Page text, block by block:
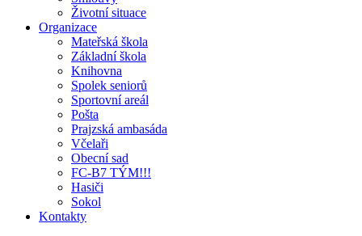
Životní situace
Organizace
Mateřská škola
Základní škola
Knihovna
Spolek seniorů
Sportovní areál
Pošta
Prajzská ambasáda
Včelaři
Obecní sad
FC-B7 TÝM!!!
Hasiči
Sokol
Kontakty